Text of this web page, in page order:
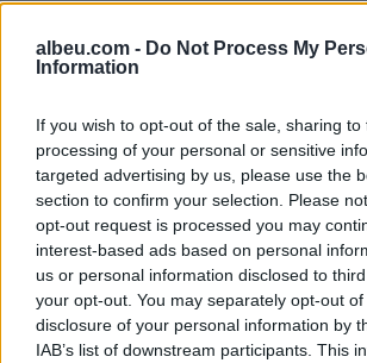
albeu.com - Do Not Process My
Information
If you wish to opt-out of the sale, sharing
processing of your personal or sensitive
targeted advertising by us, please use the
section to confirm your selection. Please
opt-out request is processed you may
interest-based ads based on personal
us or personal information disclosed to
your opt-out. You may separately opt-out
disclosure of your personal information by
IAB’s list of downstream participants. This
Hyri me Jet Ski në
hapësirën e pushuesve në
Zvërnec, gjobitet me 300
mijë lekë drejtuesi
“Po
paralele e
Këlliçi:
shtatorit
ndërhyjë